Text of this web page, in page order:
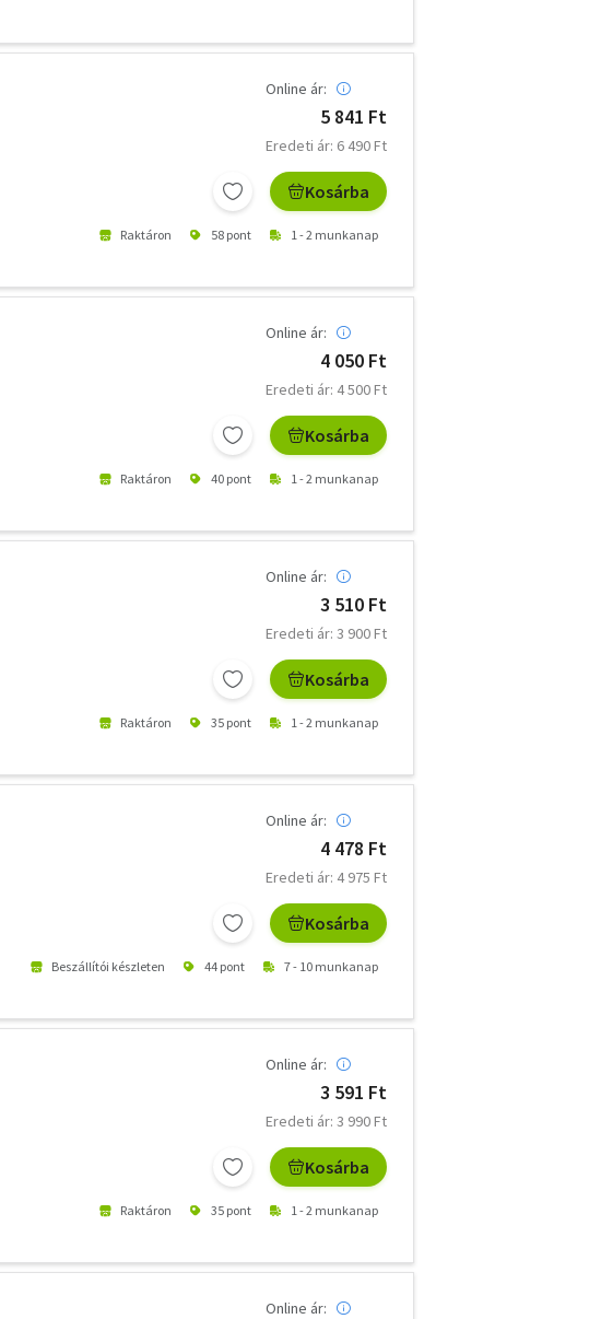
Online ár:
5 841 Ft
Eredeti ár: 6 490 Ft
Kosárba
Raktáron 58 pont 1 - 2 munkanap
Online ár:
4 050 Ft
Eredeti ár: 4 500 Ft
Kosárba
Raktáron 40 pont 1 - 2 munkanap
Online ár:
3 510 Ft
Eredeti ár: 3 900 Ft
Kosárba
Raktáron 35 pont 1 - 2 munkanap
Online ár:
4 478 Ft
Eredeti ár: 4 975 Ft
Kosárba
Beszállítói készleten 44 pont 7 - 10 munkanap
Online ár:
3 591 Ft
Eredeti ár: 3 990 Ft
Kosárba
Raktáron 35 pont 1 - 2 munkanap
Online ár: